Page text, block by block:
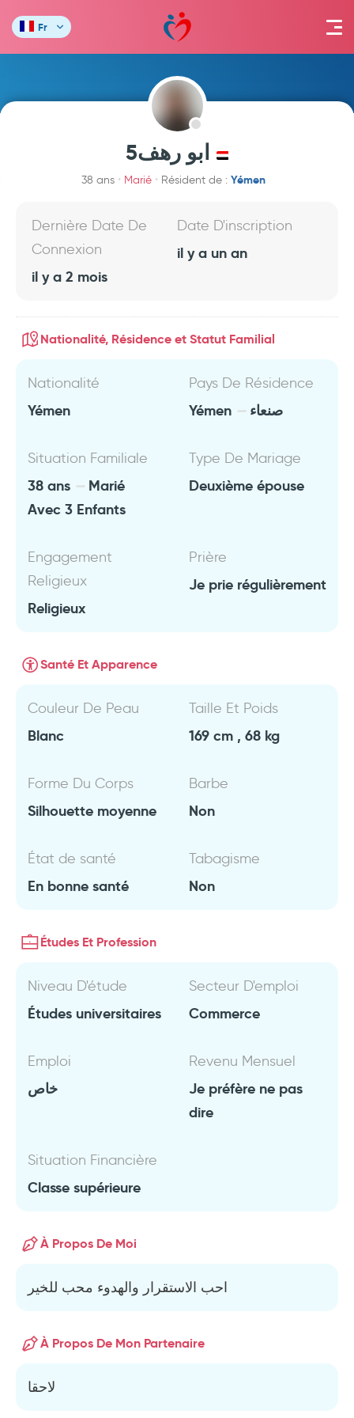
Fr
ابو رهف5
38 ans Marié Résident de : Yémen
Dernière Date De
Connexion
il y a 2 mois
Date D'inscription
il y a un an
Nationalité, Résidence et Statut Familial
Nationalité
Yémen
Pays De Résidence
Yémen صنعاء
Situation Familiale
38 ans
Marié
Avec 3 Enfants
Type De Mariage
Deuxième épouse
Engagement
Religieux
Religieux
Prière
Je prie régulièrement
Santé Et Apparence
Couleur De Peau
Blanc
Taille Et Poids
169 cm , 68 kg
Forme Du Corps
Silhouette moyenne
Barbe
Non
État de santé
En bonne santé
Tabagisme
Non
Études Et Profession
Niveau D'étude
Études universitaires
Secteur D'emploi
Commerce
Emploi
خاص
Revenu Mensuel
Je préfère ne pas
dire
Situation Financière
Classe supérieure
À Propos De Moi
احب الاستقرار والهدوء محب للخير
À Propos De Mon Partenaire
لاحقا